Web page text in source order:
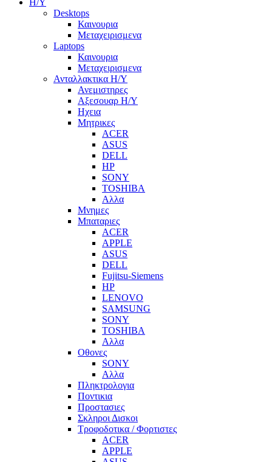
Desktops
Καινουρια
Μεταχειρισμενα
Laptops
Καινουρια
Μεταχειρισμενα
Ανταλλακτικα H/Y
Ανεμιστηρες
Αξεσουαρ Η/Υ
Ηχεια
Μητρικες
ACER
ASUS
DELL
HP
SONY
TOSHIBA
Αλλα
Μνημες
Μπαταριες
ACER
APPLE
ASUS
DELL
Fujitsu-Siemens
HP
LENOVO
SAMSUNG
SONY
TOSHIBA
Αλλα
Οθονες
SONY
Αλλα
Πληκτρολογια
Ποντικια
Προστασιες
Σκληροι Δισκοι
Τροφοδοτικα / Φορτιστες
ACER
APPLE